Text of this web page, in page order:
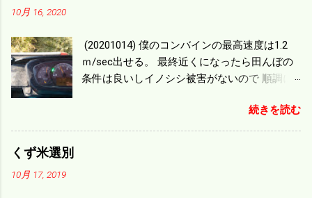
10月 16, 2020
(20201014) 僕のコンバインの最高速度は1.2
ｍ/sec出せる。 最終近くになったら田んぼの
条件は良いしイノシシ被害がないので 順調に
ｍ/min、4.32ｋｍ/hrになり 幅は約2ｍだから
0.864/haの作業能力がある。 実際は回転した
続きを読む
くず米選別
10月 17, 2019